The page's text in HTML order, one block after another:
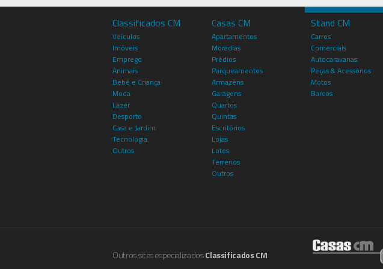
Classificados CM
Veículos
Imóveis
Emprego
Animais
Bebé e Criança
Moda
Lazer
Desporto
Casa e Jardim
Tecnologia
Outros
Casas CM
Apartamentos
Moradias
Prédios
Parqueamentos
Armazéns
Garagens
Quartos
Quintas
Escritórios
Lojas
Lotes
Terrenos
Outros
Stand CM
Carros
Comerciais
Autocaravanas
Peças & Acessórios
Motos
Barcos
Outros sites especializadosClassificados CM